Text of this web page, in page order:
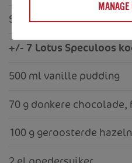
Sap van ½ citroen
+/- 7 Lotus Speculoos
500 ml vanille pudding
70 g donkere chocolade,
100 g geroosterde